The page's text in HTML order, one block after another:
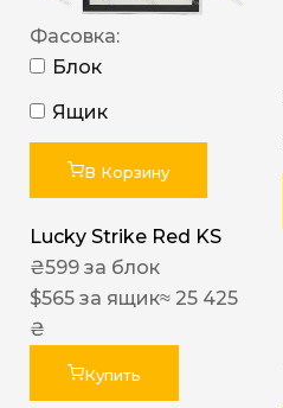
Фасовка:
Блок
Ящик
В Корзину
Lucky Strike Red KS
₴599 за блок
$565 за ящик≈ 25 425
₴
Купить